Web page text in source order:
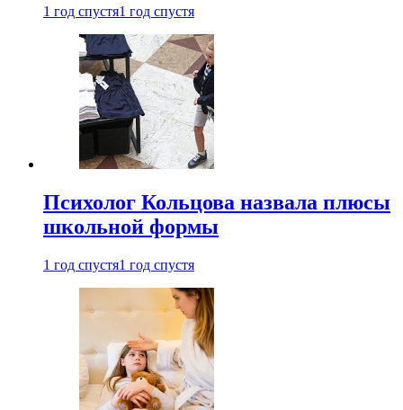
1 год спустя1 год спустя
Психолог Кольцова назвала плюсы
школьной формы
1 год спустя1 год спустя